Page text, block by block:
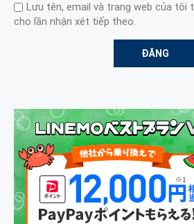
Lưu tên, email và trang web của tôi
cho lần nhận xét tiếp theo.